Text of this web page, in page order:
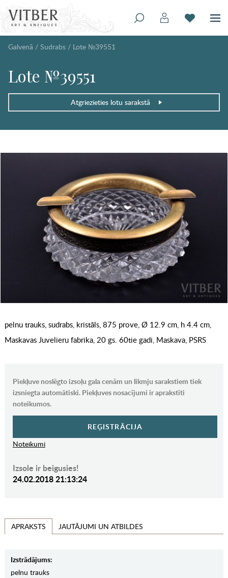
Galvenā / Sudrabs / Lote №39551
Lote №39551
Atgriezieties lotu sarakstā
pelnu trauks, sudrabs, kristāls, 875 prove, Ø 12.9 cm, h 4.4 cm,
Maskavas Juvelieru fabrika, 20 gs. 60tie gadi, Maskava, PSRS
Piekļuve noslēgto izsoļu gala cenām un likmju sarakstiem tiek
izsniegta automātiski. Piekļuves nosacījumi ir aprakstīti
noteikumos.
REĢISTRĀCIJA
Noteikumi
Izsole ir beigusies!
24.02.2018 21:13:24
APRAKSTS JAUTĀJUMI UN ATBILDES
Izstrādājums:
pelnu trauks